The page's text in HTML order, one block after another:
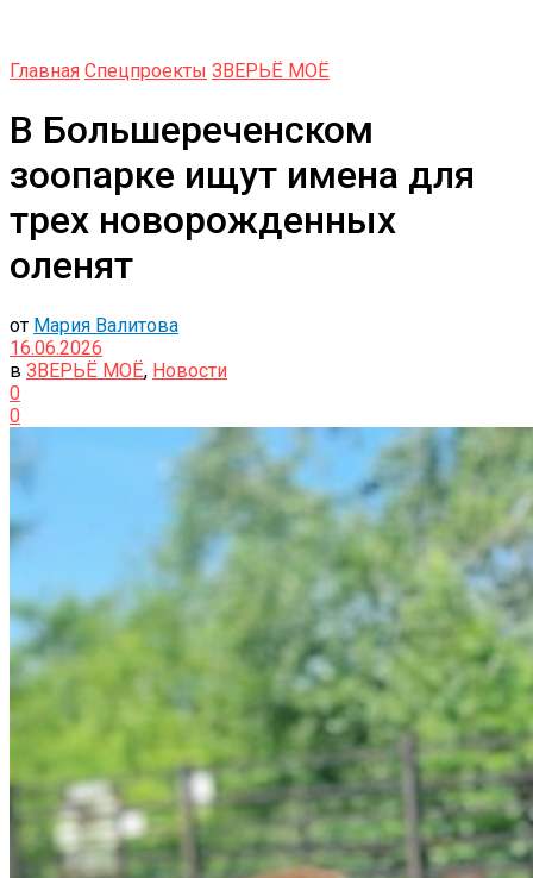
Главная Спецпроекты ЗВЕРЬЁ МОЁ
В Большереченском
зоопарке ищут имена для
трех новорожденных
оленят
от Мария Валитова
16.06.2026
в ЗВЕРЬЁ МОЁ, Новости
0
0